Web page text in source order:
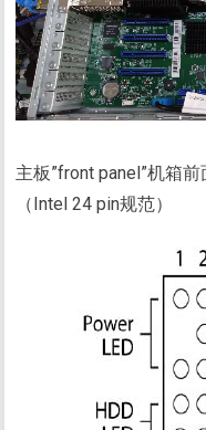
主板”front panel”机箱
（Intel 24 pin规范）